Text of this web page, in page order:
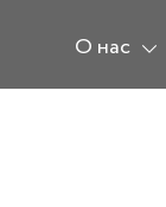
О нас